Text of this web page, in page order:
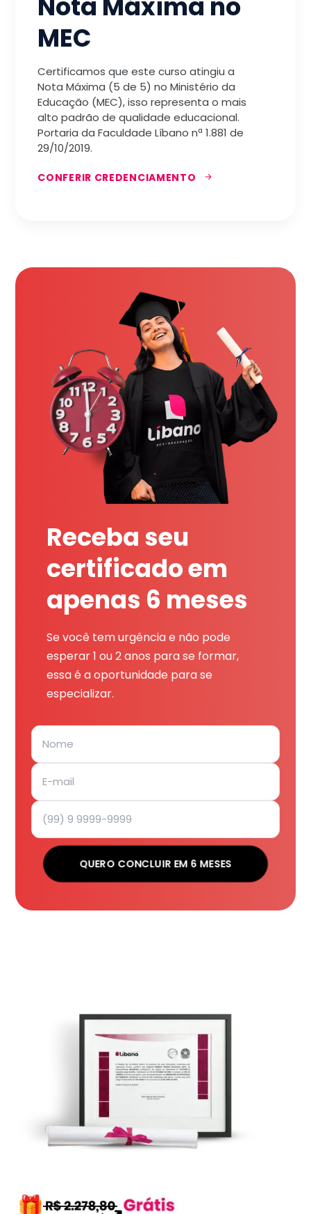
MEC
Certificamos que este curso atingiu a
Nota Máxima (5 de 5) no Ministério da
Educação (MEC), isso representa o mais
alto padrão de qualidade educacional.
Portaria da Faculdade Líbano nª 1.881 de
29/10/2019.
CONFERIR CREDENCIAMENTO
Receba seu
certificado em
apenas 6 meses
Se você tem urgência e não pode
esperar 1 ou 2 anos para se formar,
essa é a oportunidade para se
especializar.
QUERO CONCLUIR EM 6 MESES